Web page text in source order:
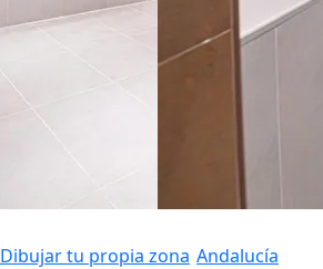
Dibujar tu propia zona Andalucía